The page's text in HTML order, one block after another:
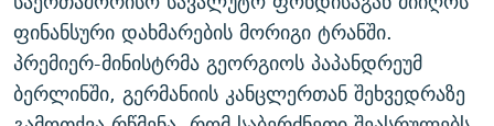
ᲐᲛᲔᲠᲘᲙᲣᲚᲘ ᲛᲝᲗᲮᲠᲝᲑᲐ
ᲘᲛᲞᲔᲠᲘᲐ ᲓᲐ ᲠᲐᲓᲘᲝ
ᲑᲐᲕᲨᲕᲔᲑᲘ ᲞᲠᲝᲡᲢᲘᲢᲣᲪᲘᲐᲨᲘ - ᲐᲛᲝᲣᲗᲥᲛᲔᲚᲘ ᲐᲛᲑᲐᲕᲘ
5 ᲐᲛᲑᲐᲕᲘ - 20 ᲘᲕᲜᲘᲡᲡ ᲓᲐᲨᲐᲕᲔᲑᲣᲚᲔᲑᲘ
ᲐᲒᲕᲘᲡᲢᲝᲡ ᲝᲛᲘ
რთე/რთ-ის ყველა საიტი
ფინანსური დახმარების მორიგი ტრანში.
პრემიერ-მინისტრმა გეორგიოს პაპანდრეუმ
ბერლინში, გერმანიის კანცლერთან შეხვედრაზე